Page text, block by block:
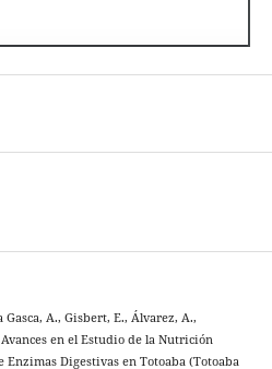
A., Gisbert, E., Álvarez, A.,
en el Estudio de la Nutrición
Digestivas en Totoaba (Totoaba